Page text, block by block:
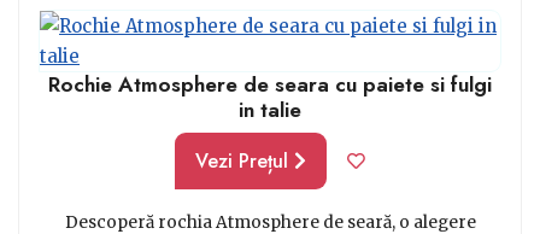
Rochie Atmosphere de seara cu paiete si fulgi
in talie
Vezi Prețul
Descoperă rochia Atmosphere de seară, o alegere